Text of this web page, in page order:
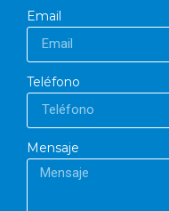
Email
Teléfono
Mensaje